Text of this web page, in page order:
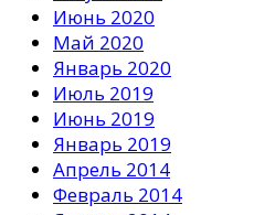
Июнь 2020
Май 2020
Январь 2020
Июль 2019
Июнь 2019
Январь 2019
Апрель 2014
Февраль 2014